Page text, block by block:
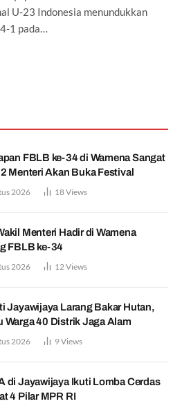
U-23 Indonesia menundukkan
1 pada…
FBLB ke-34 di Wamena Sangat
Menteri Akan Buka Festival
2026 18Views
Menteri Hadir di Wamena
FBLB ke-34
2026 12 Views
Jayawijaya Larang Bakar Hutan,
Warga 40 Distrik Jaga Alam
2026 9Views
di Jayawijaya Ikuti Lomba Cerdas
4 Pilar MPR RI